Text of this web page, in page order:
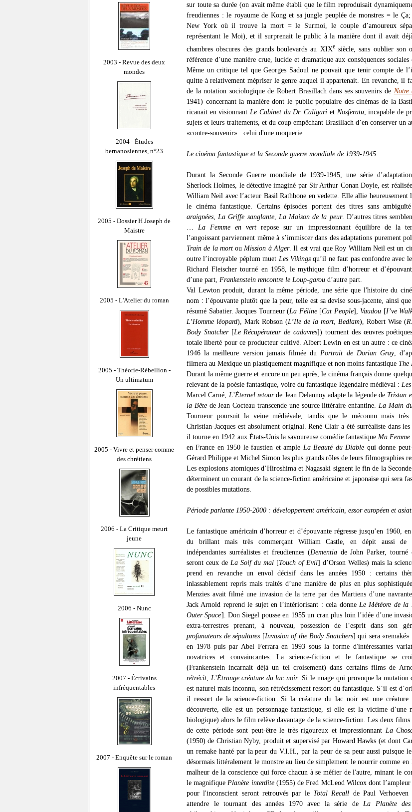
2003 - Revue des deux
mondes
2004 - Études
bernanosiennes, n°23
2005 - Dossier H Joseph de
Maistre
2005 - L'Atelier du roman
2005 - Théorie-Rébellion -
Un ultimatum
2005 - Vivre et penser comme
des chrétiens
2006 - La Critique meurt
jeune
2006 - Nunc
2007 - Écrivains
infréquentables
2007 - Enquête sur le roman
sur toute sa durée (on avait même établi que le film reproduisait
freudiennes : le royaume de Kong et sa jungle peuplée de monstres = le
New York où il trouve la mort = le Surmoi, le couple d’amoureux
représentant le Moi), et il surprenait le public à la manière dont il avait
chambres obscures des grands boulevards au XIXesiècle, sans oublier son
référence d’une manière crue, lucide et dramatique aux conséquences
Même un critique tel que Georges Sadoul ne pouvait que tenir compte de
quitte à relativement mépriser le genre auquel il appartenait. En revanche, il
de la notation sociologique de Robert Brasillach dans ses souvenirs de Notre
1941) concernant la manière dont le public populaire des cinémas de la
ricanait en visionnant Le Cabinet du Dr. Caligari et Nosferatu, incapable de
sujets et leurs traitements, et du coup empêchant Brasillach d’en conserver un
«contre-souvenir» : celui d'une moquerie.
Le cinéma fantastique et la Seconde guerre mondiale de 1939-1945
Durant la Seconde Guerre mondiale de 1939-1945, une série
Sherlock Holmes, le détective imaginé par Sir Arthur Conan Doyle, est
William Neil avec l’acteur Basil Rathbone en vedette. Elle allie heureusement
le cinéma fantastique. Certains épisodes portent des titres sans
araignées
La Griffe sanglante, La Maison de la peur. D’autres titres
La Femme en vert repose sur un impressionnant équilibre de la
l’angoissant parviennent même à s’immiscer dans des adaptations purement
Train de la mortou Mission à Alger. Il est vrai que Roy William Neil est un
outre l’incroyable péplum muet Les Vikingsqu’il ne faut pas confondre avec
Richard Fleischer tourné en 1958, le mythique film d’horreur et
d’une part, Frankenstein rencontre le Loup-garou d’autre part.
Val Lewton produit, durant la même période, une série que l'histoire du
nom : l’épouvante plutôt que la peur, telle est sa devise sous-jacente, ainsi
résumé Sabatier. Jacques Tourneur (La Féline[Cat People], Vaudou [I’ve
L’Homme léopard), Mark Robson (L’Ile de la mort, Bedlam), Robert Wise (
Body Snatcher[Le Récupérateur de cadavres]) tournent des œuvres
totale liberté pour ce producteur cultivé. Albert Lewin en est un autre : ce
1946 la meilleure version jamais filmée du Portrait de Dorian Gray,
filmera au Mexique un plastiquement magnifique et non moins fantastique The
Durant la même guerre et encore un peu après, le cinéma français donne
relevant de la poésie fantastique, voire du fantastique légendaire médiéval :
Marcel Carné, L’Éternel retourde Jean Delannoy adapte la légende de Tristan
la Bêtede Jean Cocteau transcende une source littéraire enfantine. La Main
Tourneur poursuit la veine médiévale, tandis que le méconnu mais
Christian-Jacques est absolument original. René Clair a été surréaliste dans
il tourne en 1942 aux États-Unis la savoureuse comédie fantastique Ma Femme
en France en 1950 le faustien et ample La Beauté du Diable qui donne
Gérard Philippe et Michel Simon les plus grands rôles de leurs filmographies
Les explosions atomiques d’Hiroshima et Nagasaki signent le fin de la
déterminent un courant de la science-fiction américaine et japonaise qui sera
de possibles mutations.
Période parlante 1950-2000 : développement américain, essor européen et
Le fantastique américain d’horreur et d’épouvante régresse jusqu’en 1960,
du brillant mais très commerçant William Castle, en dépit aussi de
indépendantes surréalistes et freudiennes (Dementiade John Parker, tourné
seront ceux de La Soif du mal[Touch of Evil] d’Orson Welles) mais la
prend en revanche un envol décisif dans les années 1950 : certains
inlassablement repris mais traités d’une manière de plus en plus
Menzies avait filmé une invasion de la terre par des Martiens d’une navrante
Jack Arnold reprend le sujet en l’intériorisant : cela donne Le Météore de la
Outer Space]. Don Siegel pousse en 1955 un cran plus loin l’idée d’une
extra-terrestres prenant, à nouveau, possession de l’esprit dans son
profanateurs de sépultures [Invasion of the Body Snatchers] qui sera
en 1978 puis par Abel Ferrara en 1993 sous la forme d'intéressantes
novatrices et convaincantes. La science-fiction et le fantastique se
(Frankenstein incarnait déjà un tel croisement) dans certains films de
rétrécit
L’Étrange créature du lac noir. Si le nuage qui provoque la mutation
est naturel mais inconnu, son rétrécissement ressort du fantastique. S’il est
il ressort de la science-fiction. Si la créature du lac noir est une créature
découverte, elle est un personnage fantastique, si elle est la victime d’une
biologique) alors le film relève davantage de la science-fiction. Les deux
de cette période sont peut-être le très rigoureux et impressionnant La
(1950) de Christian Nyby, produit et supervisé par Howard Hawks (et dont
un remake hanté par la peur du V.I.H., par la peur de sa peur aussi puisque
désormais littéralement le monstre au lieu de simplement le nourrir comme en
malheur de la conscience qui force chacun à se méfier de l'autre, minant le
le magnifique Planète interdite(1955) de Fred McLeod Wilcox dont
pour l'inconscient seront retrouvés par le Total Recall de Paul
attendre le tournant des années 1970 avec la série de La Planète des